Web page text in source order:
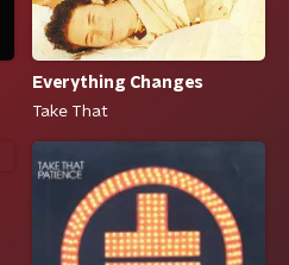
Everything Changes
Take That